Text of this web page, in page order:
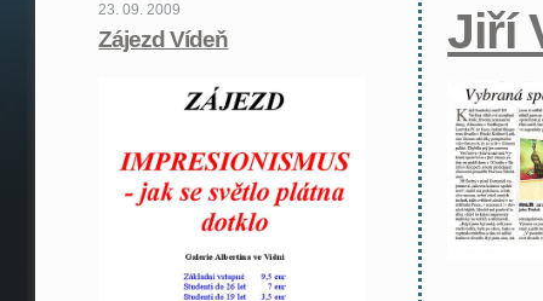
23. 09. 2009
Zájezd Vídeň Jiří